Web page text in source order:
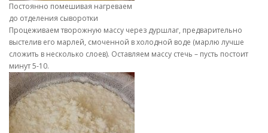
Постоянно помешивая нагреваем
до отделения сыворотки
Процеживаем творожную массу через дуршлаг, предварительно
выстелив его марлей, смоченной в холодной воде (марлю лучше
сложить в несколько слоев). Оставляем массу стечь – пусть постоит
минут 5-10.